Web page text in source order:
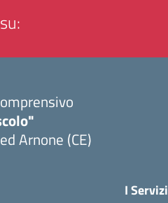
Arnone (CE)
I Servizi